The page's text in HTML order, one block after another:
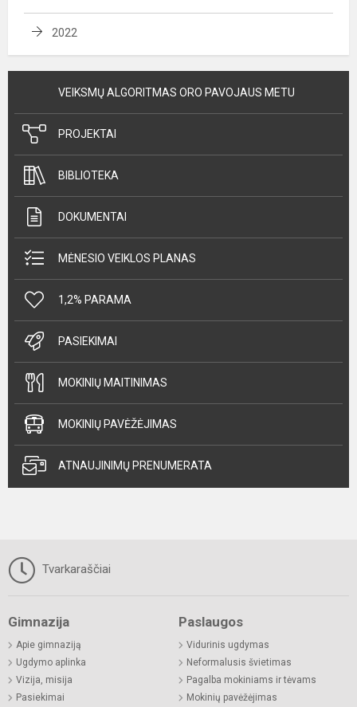
2022
VEIKSMŲ ALGORITMAS ORO PAVOJAUS METU
PROJEKTAI
BIBLIOTEKA
DOKUMENTAI
MĖNESIO VEIKLOS PLANAS
1,2% PARAMA
PASIEKIMAI
MOKINIŲ MAITINIMAS
MOKINIŲ PAVĖŽĖJIMAS
ATNAUJINIMŲ PRENUMERATA
Tvarkaraščiai
Gimnazija
Apie gimnaziją
Ugdymo aplinka
Vizija, misija
Pasiekimai
Paslaugos
Vidurinis ugdymas
Neformalusis švietimas
Pagalba mokiniams ir tėvams
Mokinių pavėžėjimas